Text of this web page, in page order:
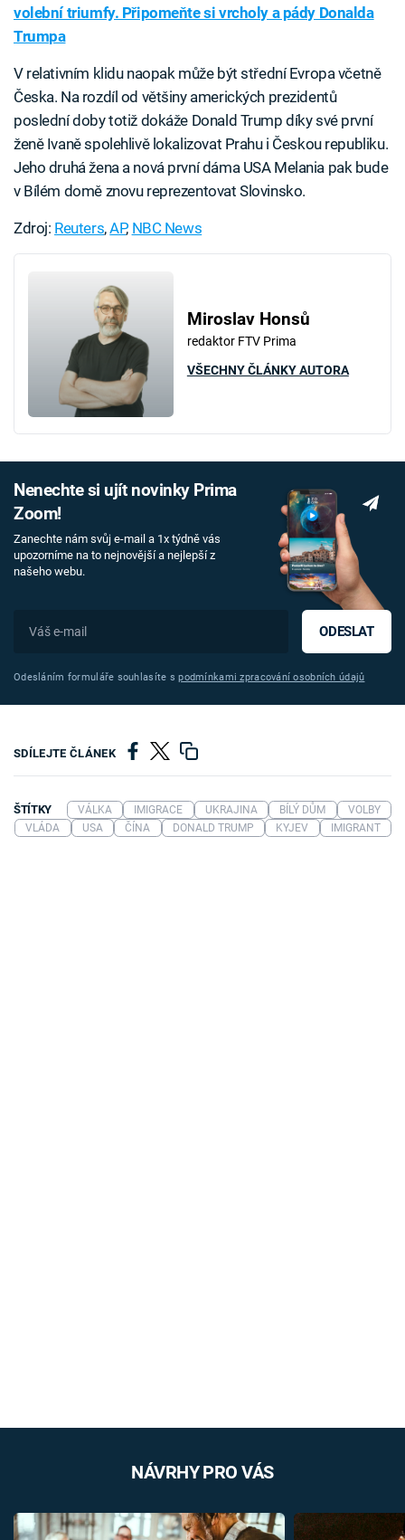
volební triumfy. Připomeňte si vrcholy a pády Donalda
Trumpa
V relativním klidu naopak může být střední Evropa včetně
Česka. Na rozdíl od většiny amerických prezidentů
poslední doby totiž dokáže Donald Trump díky své první
ženě Ivaně spolehlivě lokalizovat Prahu i Českou republiku.
Jeho druhá žena a nová první dáma USA Melania pak bude
v Bílém domě znovu reprezentovat Slovinsko.
Zdroj: Reuters,AP, NBC News
Miroslav Honsů
redaktor FTV Prima
VŠECHNY ČLÁNKY AUTORA
Nenechte si ujít novinky Prima
Zoom!
Zanechte nám svůj e-mail a 1x týdně vás
upozorníme na to nejnovější a nejlepší z
našeho webu.
ODESLAT
Odesláním formuláře souhlasíte spodmínkami zpracování osobních údajů
SDÍLEJTE ČLÁNEK
ŠTÍTKY VÁLKA IMIGRACE UKRAJINA BÍLÝ DŮM
VOLBY
VLÁDA
USA ČÍNA DONALD TRUMP KYJEV IMIGRANT
NÁVRHY PRO VÁS